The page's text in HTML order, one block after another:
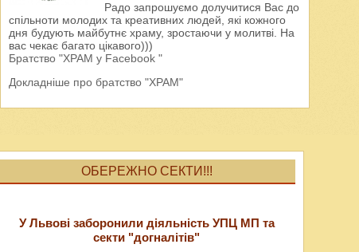
Радо запрошуємо долучитися Вас до
спільноти молодих та креативних людей, які кожного
дня будують майбутнє храму, зростаючи у молитві. На
вас чекає багато цікавого)))
Братство "ХРАМ у Facebook "
Докладніше про братство "ХРАМ"
ОБЕРЕЖНО СЕКТИ!!!
У Львові заборонили діяльність УПЦ МП та
секти "догналітів"